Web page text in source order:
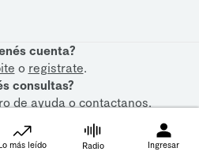
cuenta?
o registrate.
consultas?
de ayudaocontactanos.
más leído Radio Ingresar